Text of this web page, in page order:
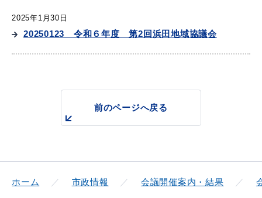
観光・飲食
場面から探す
妊娠・出産 子育て
2025年1月30日
20250123 令和６年度 第2回浜田地域協議会
前のページへ戻る
ホーム 市政情報 会議開催案内・結果